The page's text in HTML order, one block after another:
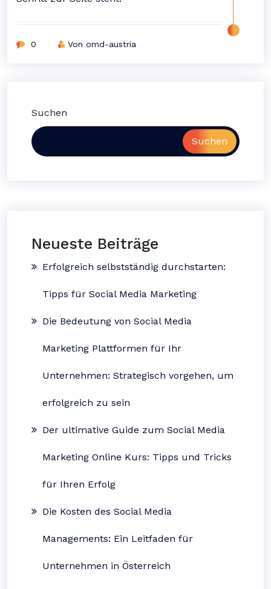
0 Von omd-austria
Suchen
Suchen
Neueste Beiträge
Erfolgreich selbstständig durchstarten:
Tipps für Social Media Marketing
Die Bedeutung von Social Media
Marketing Plattformen für Ihr
Unternehmen: Strategisch vorgehen, um
erfolgreich zu sein
Der ultimative Guide zum Social Media
Marketing Online Kurs: Tipps und Tricks
für Ihren Erfolg
Die Kosten des Social Media
Managements: Ein Leitfaden für
Unternehmen in Österreich